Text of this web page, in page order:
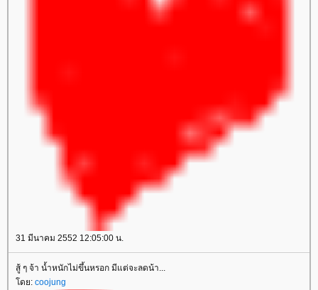
31 มีนาคม 2552 12:05:00 น.
สู้ ๆ จ้า น้ำหนักไม่ขึ้นหรอก มีแต่จะลดน้า...
ดย: coojung